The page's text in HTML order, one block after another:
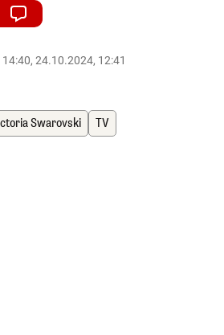
24.10.2024, 12:41
Swarovski TV